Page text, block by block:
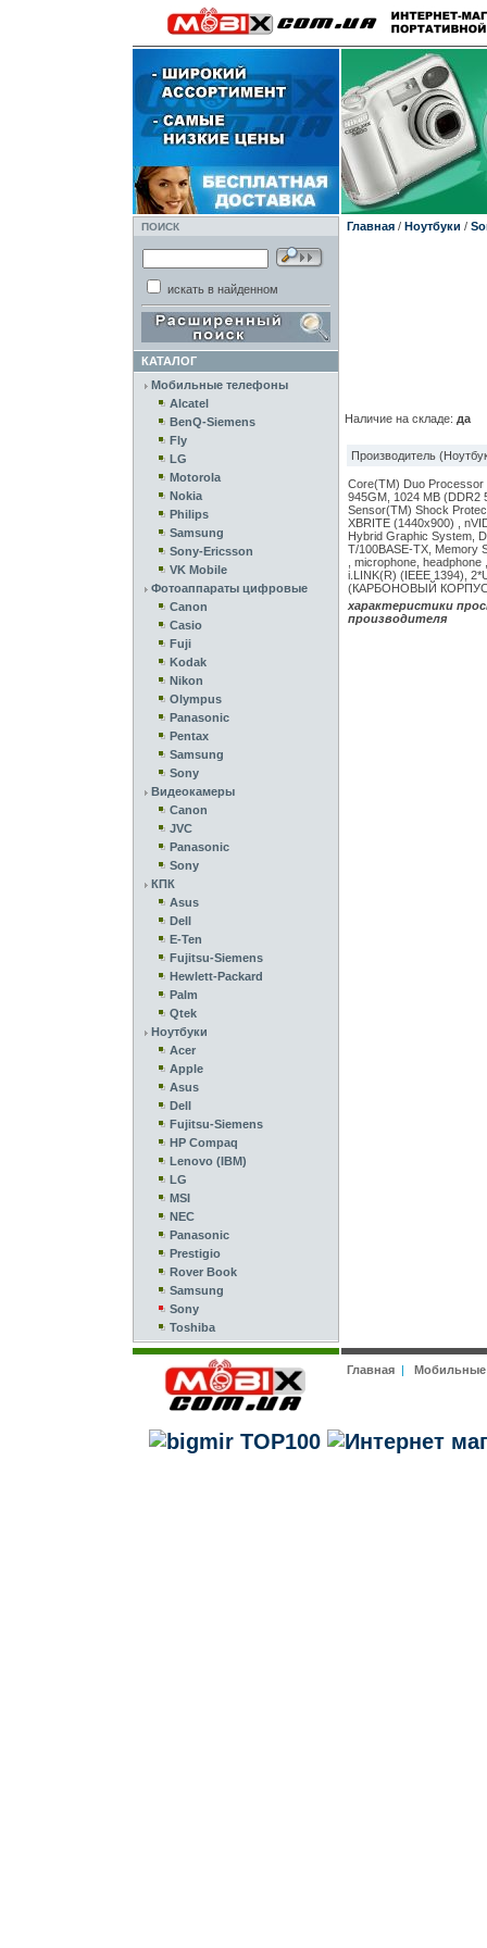
ПОИСК
искать в найденном
КАТАЛОГ
Мобильные телефоны
Alcatel
BenQ-Siemens
Fly
LG
Motorola
Nokia
Philips
Samsung
Sony-Ericsson
VK Mobile
Фотоаппараты цифровые
Canon
Casio
Fuji
Kodak
Nikon
Olympus
Panasonic
Pentax
Samsung
Sony
Видеокамеры
Canon
JVC
Panasonic
Sony
КПК
Asus
Dell
E-Ten
Fujitsu-Siemens
Hewlett-Packard
Palm
Qtek
Ноутбуки
Acer
Apple
Asus
Dell
Fujitsu-Siemens
HP Compaq
Lenovo (IBM)
LG
MSI
NEC
Panasonic
Prestigio
Rover Book
Samsung
Sony
Toshiba
Главная/ Ноутбуки /
Наличие на складе: да
Производитель
Core(TM) Duo Processor
945GM, 1024 MB (DDR2
Sensor(TM) Shock
XBRITE (1440x900) ,
Hybrid Graphic System,
T/100BASE-TX, Memory
, microphone,
i.LINK(R) (IEEE 1394),
(КАРБОНОВЫЙ
характеристики
производителя
Главная|